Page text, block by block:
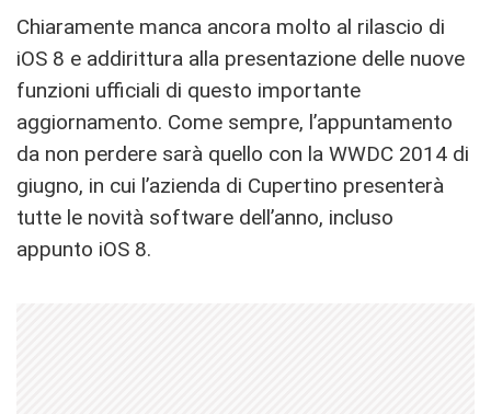
Chiaramente manca ancora molto al rilascio di
iOS 8 e addirittura alla presentazione delle nuove
funzioni ufficiali di questo importante
aggiornamento. Come sempre, l’appuntamento
da non perdere sarà quello con la WWDC 2014 di
giugno, in cui l’azienda di Cupertino presenterà
tutte le novità software dell’anno, incluso
appunto iOS 8.